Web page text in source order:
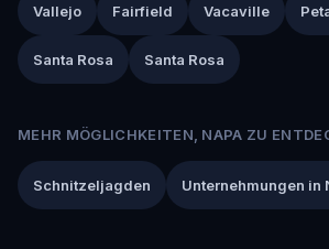
Vallejo Fairfield Vacaville
Santa Rosa Santa Rosa
MEHR MÖGLICHKEITEN, NAPA ZU
Schnitzeljagden Unternehmungen in